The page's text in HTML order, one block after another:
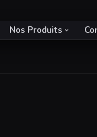
Nos Produits